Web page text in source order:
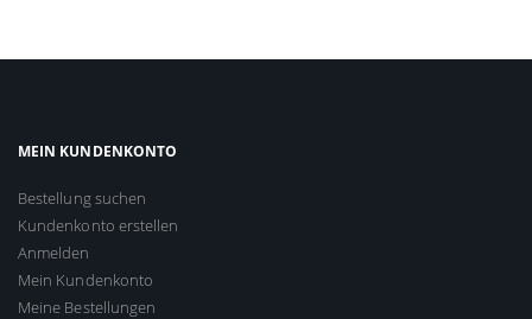
MEIN KUNDENKONTO
Bestellung suchen
Kundenkonto erstellen
Anmelden
Mein Kundenkonto
Meine Bestellungen